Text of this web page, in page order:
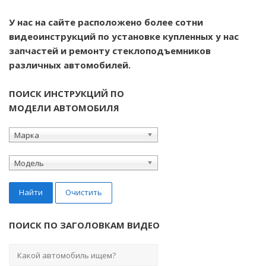
У нас на сайте расположено более сотни
видеоинструкций по установке купленных у нас
запчастей и ремонту стеклоподъемников
различных автомобилей.
ПОИСК ИНСТРУКЦИЙ ПО
МОДЕЛИ АВТОМОБИЛЯ
Марка
Модель
Найти Очистить
ПОИСК ПО ЗАГОЛОВКАМ ВИДЕО